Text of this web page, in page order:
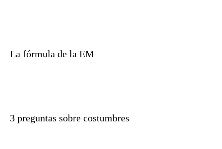
La fórmula de la EM
3 preguntas sobre costumbres